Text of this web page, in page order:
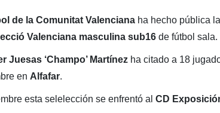
de la Comunitat Valencianaha hecho pública
Valenciana masculina sub16 de fútbol sala.
Juesas ‘Champo’ Martínezha citado a 18
en Alfafar.
esta selelección se enfrentó al CD